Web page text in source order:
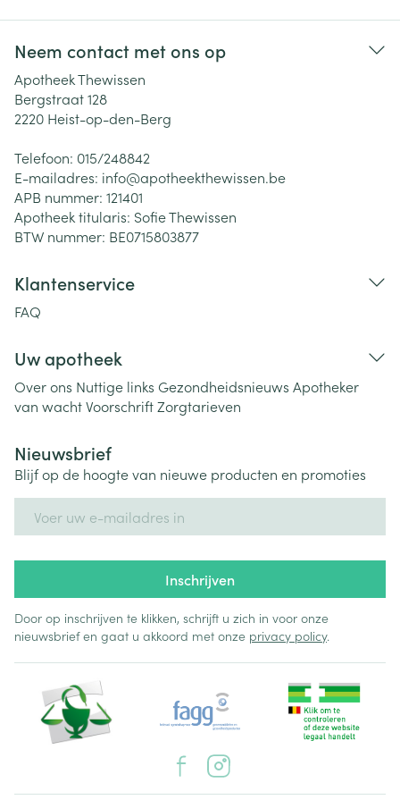
Neem contact met ons op
Apotheek Thewissen
Bergstraat 128
2220 Heist-op-den-Berg
Telefoon: 015/248842
E-mailadres: info@apotheekthewissen.be
APB nummer: 121401
Apotheek titularis: Sofie Thewissen
BTW nummer: BE0715803877
Klantenservice
FAQ
Uw apotheek
Over ons Nuttige links Gezondheidsnieuws Apotheker
van wachtVoorschriftZorgtarieven
Nieuwsbrief
Blijf op de hoogte van nieuwe producten en promoties
Inschrijven
Door op inschrijven te klikken, schrijft u zich in voor onze
nieuwsbrief en gaat u akkoord met onze privacy policy.